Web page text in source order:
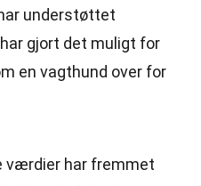
understøttet
gjort det muligt for
en vagthund over for
værdier har fremmet